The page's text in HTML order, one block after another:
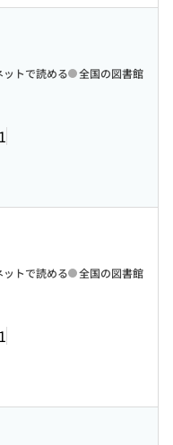
ットで読める 全国の図書館
ットで読める 全国の図書館